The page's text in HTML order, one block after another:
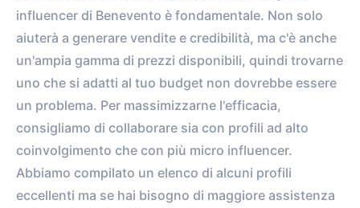
influencer di Benevento è fondamentale. Non solo
aiuterà a generare vendite e credibilità, ma c'è anche
un'ampia gamma di prezzi disponibili, quindi trovarne
uno che si adatti al tuo budget non dovrebbe essere
un problema. Per massimizzarne l'efficacia,
consigliamo di collaborare sia con profili ad alto
coinvolgimento che con più micro influencer.
Abbiamo compilato un elenco di alcuni profili
eccellenti ma se hai bisogno di maggiore assistenza